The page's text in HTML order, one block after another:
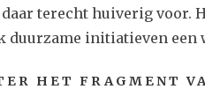
terecht huiverig voor.
duurzame initiatieven een
HET FRAGMENT